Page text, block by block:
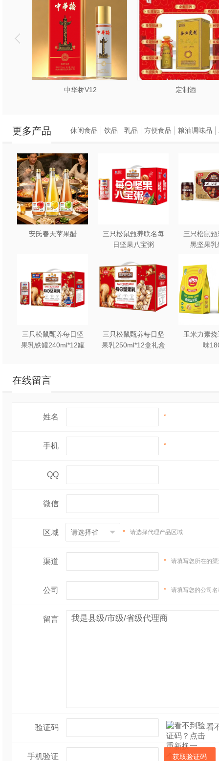
中华桥V12 定制酒
更多产品
安氏春天苹果醋
三只松鼠甄养联名每
日坚果八宝粥
三只松鼠
黑坚果乳
三只松鼠甄养每日坚
果乳铁罐240ml*12罐
三只松鼠甄养每日坚
果乳250ml*12盒礼盒
玉米力素
味
休闲食品 饮品 乳品 方便食品 粮油调味品
在线留言
姓名 *
手机 *
QQ
微信
区域 * 请选择代理产品区域
渠道 * 请填写您所在的
公司 * 请填写您的公司
留言
验证码 看
手机验证 获取验证码